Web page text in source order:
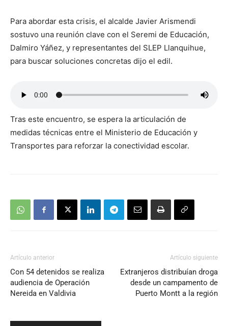
Para abordar esta crisis, el alcalde Javier Arismendi
sostuvo una reunión clave con el Seremi de Educación,
Dalmiro Yáñez, y representantes del SLEP Llanquihue,
para buscar soluciones concretas dijo el edil.
Tras este encuentro, se espera la articulación de
medidas técnicas entre el Ministerio de Educación y
Transportes para reforzar la conectividad escolar.
Artículo anterior
Con 54 detenidos se realiza
audiencia de Operación
Nereida en Valdivia
Artículo siguiente
Extranjeros distribuían droga
desde un campamento de
Puerto Montt a la región